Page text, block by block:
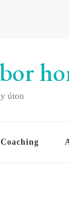
úton
Coaching